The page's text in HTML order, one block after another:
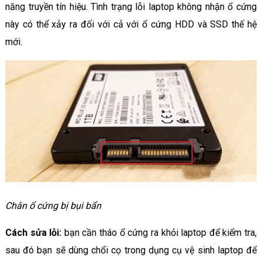
năng truyền tín hiệu. Tình trạng lỗi laptop không nhận ổ cứng
này có thể xảy ra đối với cả với ổ cứng HDD và SSD thế hệ
mới.
Chân ổ cứng bị bụi bẩn
Cách sửa lỗi: bạn cần tháo ổ cứng ra khỏi laptop để kiểm tra,
sau đó bạn sẽ dùng chổi cọ trong dụng cụ vệ sinh laptop để